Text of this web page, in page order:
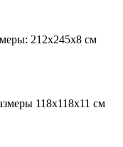
212x245x8 см
118х118х11 см